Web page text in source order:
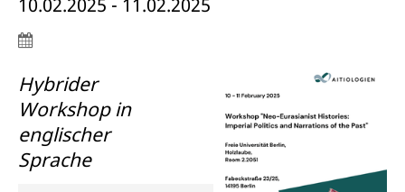
10.02.2025 - 11.02.2025
Hybrider
Workshop in
englischer
Sprache